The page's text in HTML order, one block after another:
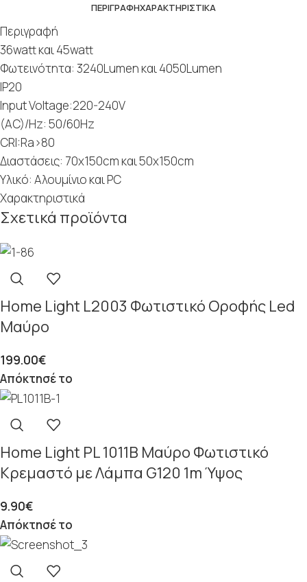
ΠΕΡΙΓΡΑΦΉΧΑΡΑΚΤΗΡΙΣΤΙΚΆ
Περιγραφή
36watt και 45watt
Φωτεινότητα: 3240Lumen και 4050Lumen
IP20
Input Voltage:220-240V
(AC)/Hz: 50/60Hz
CRI:Ra>80
Διαστάσεις: 70x150cm και 50x150cm
Υλικό: Αλουμίνιο και PC
Χαρακτηριστικά
Σχετικά προϊόντα
Home Light L2003 Φωτιστικό Οροφής Led
Μαύρο
199.00€
Απόκτησέ το
Home Light PL 1011Β Μαύρο Φωτιστικό
Κρεμαστό με Λάμπα G120 1m Ύψος
9.90€
Απόκτησέ το